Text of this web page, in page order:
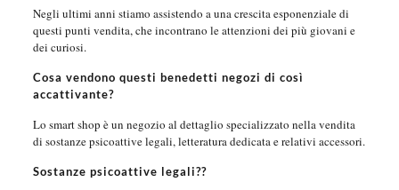
Negli ultimi anni stiamo assistendo a una crescita esponenziale di
questi punti vendita, che incontrano le attenzioni dei più giovani e
dei curiosi.
Cosa vendono questi benedetti negozi di così
accattivante?
Lo smart shop è un negozio al dettaglio specializzato nella vendita
di sostanze psicoattive legali, letteratura dedicata e relativi accessori.
Sostanze psicoattive legali??